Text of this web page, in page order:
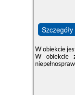
W obiekcie
W obiekcie